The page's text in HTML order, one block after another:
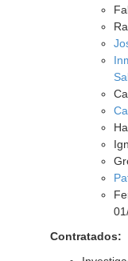
Contratados: